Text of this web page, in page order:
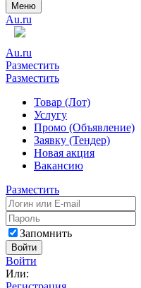
Меню
Au.ru
Au.ru
Разместить
Разместить
Товар (Лот)
Услугу
Промо (Объявление)
Заявку (Тендер)
Новая акция
Вакансию
Разместить
Запомнить
Войти
Войти
Или: